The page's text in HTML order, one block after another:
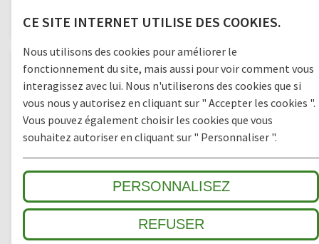
CE SITE INTERNET UTILISE DES COOKIES.
Nous utilisons des cookies pour améliorer le
fonctionnement du site, mais aussi pour voir comment vous
interagissez avec lui. Nous n'utiliserons des cookies que si
vous nous y autorisez en cliquant sur " Accepter les cookies ".
Vous pouvez également choisir les cookies que vous
souhaitez autoriser en cliquant sur " Personnaliser ".
PERSONNALISEZ
REFUSER